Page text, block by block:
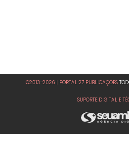
©2013-2026 | PORTAL 27 PUBLICAÇÕES
SUPORTE DIGITAL E